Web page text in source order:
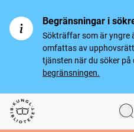
Begränsningar i
Sökträffar som är yngre
omfattas av
tjänsten när du söker på
begränsningen.
Svenska tidningar